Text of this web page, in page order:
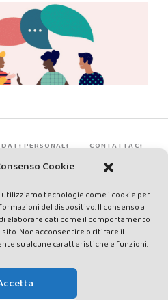
Cookie
tecnologie come i cookie per
del dispositivo. Il consenso a
elaborare dati come il comportamento
Non acconsentire o ritirare il
su alcune caratteristiche e funzioni.
DATI PERSONALI CONTATTACI
presso il Tribunale di Siena con
- Direttrice Responsabile: Chiara